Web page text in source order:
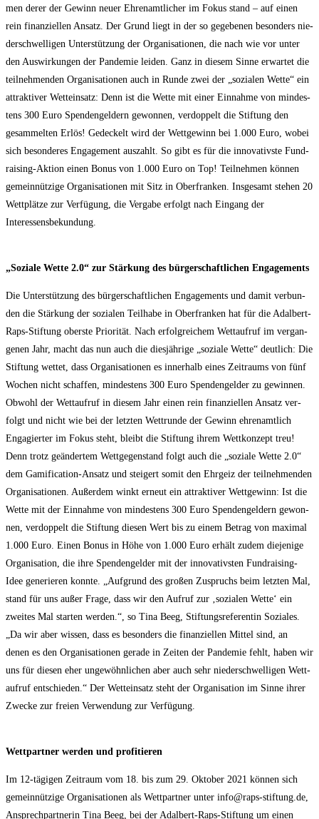
men derer der Gewinn neu­er Ehren­amt­li­cher im Fokus stand – auf einen
rein finan­zi­el­len Ansatz. Der Grund liegt in der so gege­be­nen beson­ders nie­
der­schwel­li­gen Unter­stüt­zung der Orga­ni­sa­tio­nen, die nach wie vor unter
den Aus­wir­kun­gen der Pan­de­mie lei­den. Ganz in die­sem Sin­ne erwar­tet die
teil­neh­men­den Orga­ni­sa­tio­nen auch in Run­de zwei der „sozia­len Wet­te“ ein
attrak­ti­ver Wett­ein­satz: Denn ist die Wet­te mit einer Ein­nah­me von min­des­
tens 300 Euro Spen­den­gel­dern gewon­nen, ver­dop­pelt die Stif­tung den
gesam­mel­ten Erlös! Gede­ckelt wird der Wett­ge­winn bei 1.000 Euro, wobei
sich beson­de­res Enga­ge­ment aus­zahlt. So gibt es für die inno­va­tivs­te Fund­
rai­sing-Akti­on einen Bonus von 1.000 Euro on Top! Teil­neh­men kön­nen
gemein­nüt­zi­ge Orga­ni­sa­tio­nen mit Sitz in Ober­fran­ken. Ins­ge­samt ste­hen 20
Wett­plät­ze zur Ver­fü­gung, die Ver­ga­be erfolgt nach Ein­gang der
Interessensbekundung.
„Sozia­le Wet­te 2.0“ zur Stär­kung des bür­ger­schaft­li­chen Engagements
Die Unter­stüt­zung des bür­ger­schaft­li­chen Enga­ge­ments und damit ver­bun­
den die Stär­kung der sozia­len Teil­ha­be in Ober­fran­ken hat für die Adal­bert-
Raps-Stif­tung obers­te Prio­ri­tät. Nach erfolg­rei­chem Wett­auf­ruf im ver­gan­
ge­nen Jahr, macht das nun auch die dies­jäh­ri­ge „sozia­le Wet­te“ deut­lich: Die
Stif­tung wet­tet, dass Orga­ni­sa­tio­nen es inner­halb eines Zeit­raums von fünf
Wochen nicht schaf­fen, min­des­tens 300 Euro Spen­den­gel­der zu gewin­nen.
Obwohl der Wett­auf­ruf in die­sem Jahr einen rein finan­zi­el­len Ansatz ver­
folgt und nicht wie bei der letz­ten Wett­run­de der Gewinn ehren­amt­lich
Enga­gier­ter im Fokus steht, bleibt die Stif­tung ihrem Wett­kon­zept treu!
Denn trotz geän­der­tem Wett­ge­gen­stand folgt auch die „sozia­le Wet­te 2.0“
dem Gami­fi­ca­ti­on-Ansatz und stei­gert somit den Ehr­geiz der teil­neh­men­den
Orga­ni­sa­tio­nen. Außer­dem winkt erneut ein attrak­ti­ver Wett­ge­winn: Ist die
Wet­te mit der Ein­nah­me von min­des­tens 300 Euro Spen­den­gel­dern gewon­
nen, ver­dop­pelt die Stif­tung die­sen Wert bis zu einem Betrag von maxi­mal
1.000 Euro. Einen Bonus in Höhe von 1.000 Euro erhält zudem die­je­ni­ge
Orga­ni­sa­ti­on, die ihre Spen­den­gel­der mit der inno­va­tivs­ten Fund­rai­sing-
Idee gene­rie­ren konn­te. „Auf­grund des gro­ßen Zuspruchs beim letz­ten Mal,
stand für uns außer Fra­ge, dass wir den Auf­ruf zur ‚sozia­len Wet­te‘ ein
zwei­tes Mal star­ten wer­den.“, so Tina Beeg, Stif­tungs­re­fe­ren­tin Sozia­les.
„Da wir aber wis­sen, dass es beson­ders die finan­zi­el­len Mit­tel sind, an
denen es den Orga­ni­sa­tio­nen gera­de in Zei­ten der Pan­de­mie fehlt, haben wir
uns für die­sen eher unge­wöhn­li­chen aber auch sehr nie­der­schwel­li­gen Wett­
auf­ruf ent­schie­den.“ Der Wett­ein­satz steht der Orga­ni­sa­ti­on im Sin­ne ihrer
Zwe­cke zur frei­en Ver­wen­dung zur Verfügung.
Wett­part­ner wer­den und profitieren
Im 12-tägi­gen Zeit­raum vom 18. bis zum 29. Okto­ber 2021 kön­nen sich
gemein­nüt­zi­ge Orga­ni­sa­tio­nen als Wett­part­ner unter info@raps-stiftung.de,
Ansprech­part­ne­rin Tina Beeg, bei der Adal­bert-Raps-Stif­tung um einen